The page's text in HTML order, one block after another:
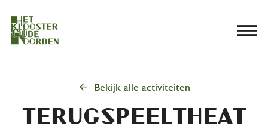
menu
arrow_back Bekijk alle activiteiten
Terugspeeltheat